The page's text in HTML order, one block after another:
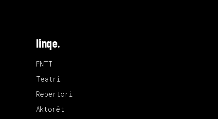
linqe.
FNTT
Teatri
Repertori
Aktorët